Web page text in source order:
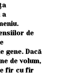
a
de
gene. Dacă
de volum,
fir cu fir